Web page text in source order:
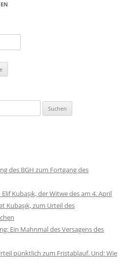
des BGH zum Fortgang des
Kubaşık, der Witwe des am 4. April
Kubaşık, zum Urteil des
Ein Mahnmal des Versagens des
pünktlich zum Fristablauf. Und: Wie